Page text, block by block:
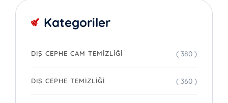
Kategoriler
DIŞ CEPHE CAM TEMIZLIĞI ( 380 )
DIŞ CEPHE TEMIZLIĞI ( 360 )